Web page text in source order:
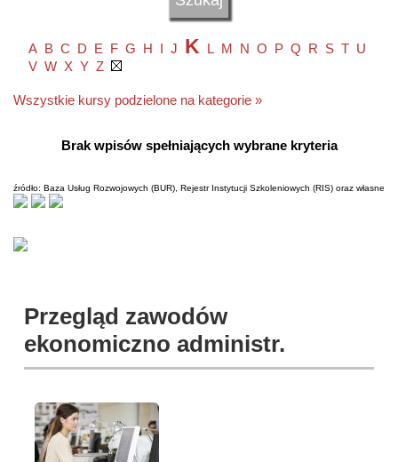
Przegląd zawodów
ekonomiczno administr.
A B C D E F G H I J K L M N O P Q R S T U
V W X Y Z
Wszystkie kursy podzielone na kategorie »
Brak wpisów spełniających wybrane kryteria
źródło: Baza Usług Rozwojowych (BUR), Rejestr Instytucji Szkoleniowych (RIS) oraz własne